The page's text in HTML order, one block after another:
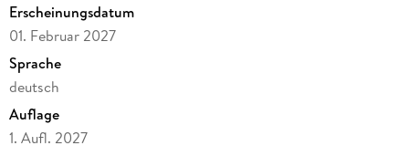
Erscheinungsdatum
01. Februar 2027
Sprache
deutsch
Auflage
1. Aufl. 2027